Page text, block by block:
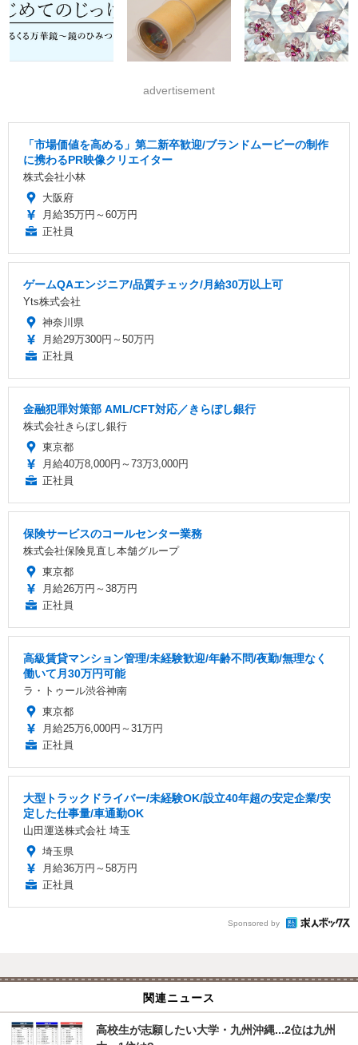
advertisement
「市場価値を高める」第二新卒歓迎/ブランドムービーの制作
に携わるPR映像クリエイター
株式会社小林
大阪府
月給35万円～60万円
正社員
ゲームQAエンジニア/品質チェック/月給30万以上可
Yts株式会社
神奈川県
月給29万300円～50万円
正社員
金融犯罪対策部 AML/CFT対応／きらぼし銀行
株式会社きらぼし銀行
東京都
月給40万8,000円～73万3,000円
正社員
保険サービスのコールセンター業務
株式会社保険見直し本舗グループ
東京都
月給26万円～38万円
正社員
高級賃貸マンション管理/未経験歓迎/年齢不問/夜勤/無理なく
働いて月30万円可能
ラ・トゥール渋谷神南
東京都
月給25万6,000円～31万円
正社員
大型トラックドライバー/未経験OK/設立40年超の安定企業/安
定した仕事量/車通勤OK
山田運送株式会社 埼玉
埼玉県
月給36万円～58万円
正社員
Sponsored by
関連ニュース
高校生が志願したい大学・九州沖縄...2位は九州